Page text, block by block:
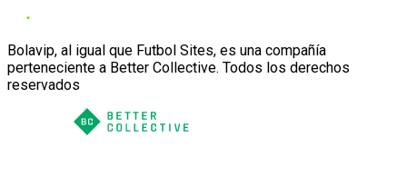
Bolavip, al igual que Futbol Sites, es una compañía
perteneciente a Better Collective. Todos los derechos
reservados